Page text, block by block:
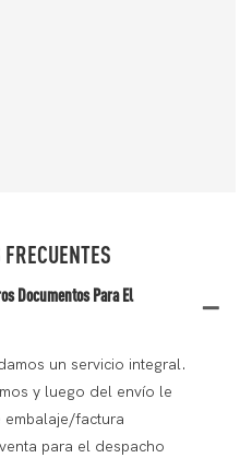
Documentos Para El
un servicio integral.
y luego del envío le
factura
para el despacho